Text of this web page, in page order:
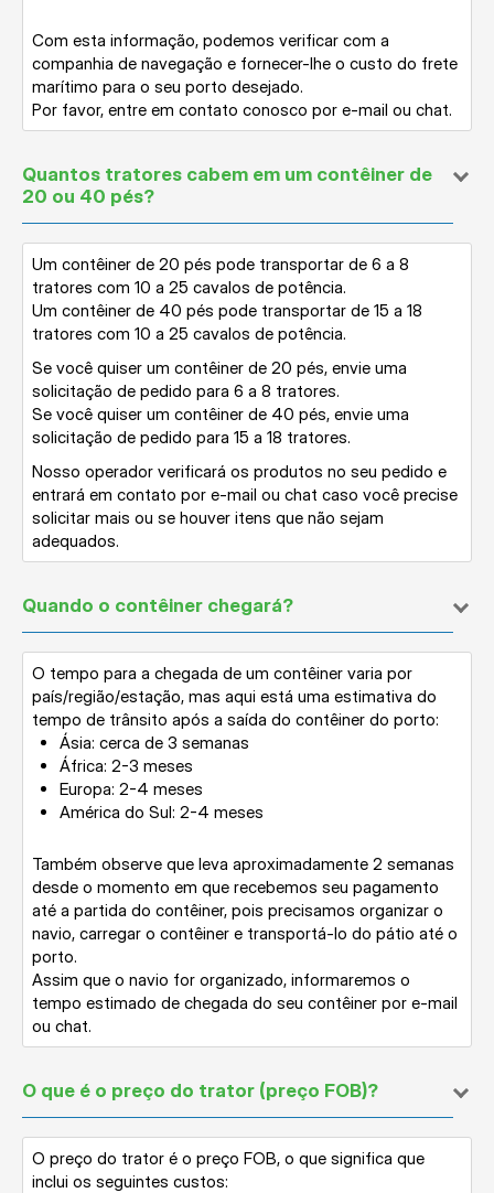
Com esta informação, podemos verificar com a
companhia de navegação e fornecer-lhe o custo do frete
marítimo para o seu porto desejado.
Por favor, entre em contato conosco por e-mail ou chat.
Quantos tratores cabem em um contêiner de
20 ou 40 pés?
Um contêiner de 20 pés pode transportar de 6 a 8
tratores com 10 a 25 cavalos de potência.
Um contêiner de 40 pés pode transportar de 15 a 18
tratores com 10 a 25 cavalos de potência.
Se você quiser um contêiner de 20 pés, envie uma
solicitação de pedido para 6 a 8 tratores.
Se você quiser um contêiner de 40 pés, envie uma
solicitação de pedido para 15 a 18 tratores.
Nosso operador verificará os produtos no seu pedido e
entrará em contato por e-mail ou chat caso você precise
solicitar mais ou se houver itens que não sejam
adequados.
Quando o contêiner chegará?
O tempo para a chegada de um contêiner varia por
país/região/estação, mas aqui está uma estimativa do
tempo de trânsito após a saída do contêiner do porto:
Ásia: cerca de 3 semanas
África: 2-3 meses
Europa: 2-4 meses
América do Sul: 2-4 meses
Também observe que leva aproximadamente 2 semanas
desde o momento em que recebemos seu pagamento
até a partida do contêiner, pois precisamos organizar o
navio, carregar o contêiner e transportá-lo do pátio até o
porto.
Assim que o navio for organizado, informaremos o
tempo estimado de chegada do seu contêiner por e-mail
ou chat.
O que é o preço do trator (preço FOB)?
O preço do trator é o preço FOB, o que significa que
inclui os seguintes custos: